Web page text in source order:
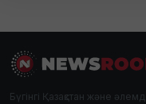
Бүгінгі Қазақстан және